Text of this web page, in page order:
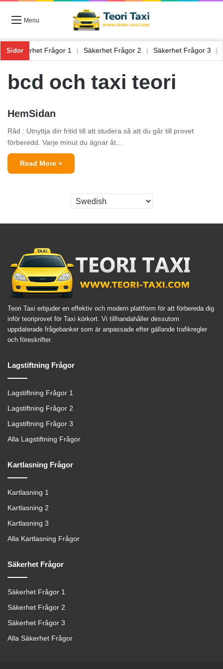
Menu
Sidor
6 | Säkerhet Frågor 1 Säkerhet Frågor 2 Säkerhet Frågor 3
bcd och taxi teori
HemSidan
Råd : Utnyttja din fritid till att studera så att du går till provet
förberedd. Varje minut du ägnar åt…
Read More »
Teori Taxi erbjuder en effektiv och modern plattform för att förbereda dig
inför teoriprovet för Taxi körkort. Vi tillhandahåller dessutom
uppdaterade frågebanker som är anpassade efter gällande trafikregler
och föreskrifter.
Lagstiftning Frågor
Lagstiftning Frågor 1
Lagstiftning Frågor 2
Lagstiftning Frågor 3
Alla Lagstiftning Frågor
Kartlasning Frågor
Kartlasning 1
Kartlasning 2
Kartlasning 3
Alla Kartlasning Frågor
Säkerhet Frågor
Säkerhet Frågor 1
Säkerhet Frågor 2
Säkerhet Frågor 3
Alla Säkerhet Frågor